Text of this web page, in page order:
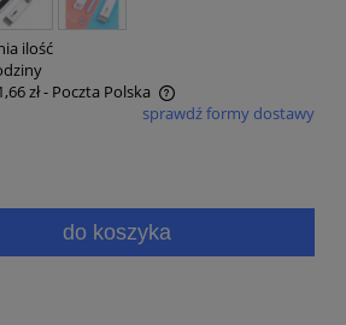
ilość
zł- Poczta Polska
kosztów płatności
sprawdź formy dostawy
do koszyka